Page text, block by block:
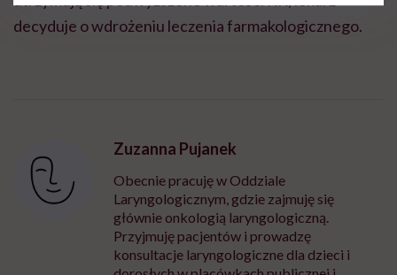
decyduje o wdrożeniu leczenia farmakologicznego.
Zuzanna Pujanek
Obecnie pracuję w Oddziale
Laryngologicznym, gdzie zajmuję się
głównie onkologią laryngologiczną.
Przyjmuję pacjentów i prowadzę
konsultacje laryngologiczne dla dzieci i